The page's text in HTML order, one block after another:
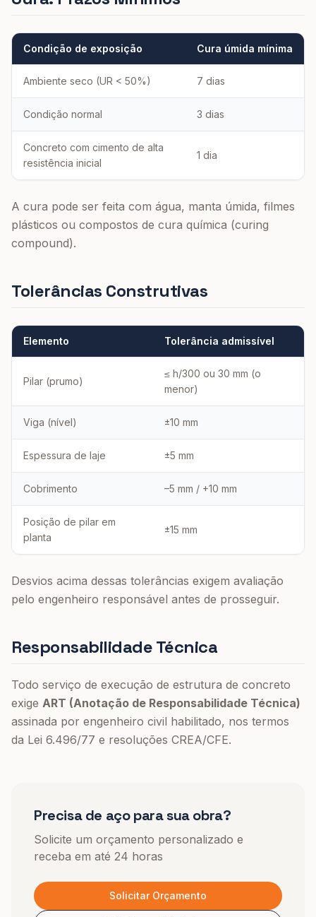
Condição de exposição Cura úmida mínima
Ambiente seco (UR < 50%) 7 dias
Condição normal 3 dias
Concreto com cimento de alta
resistência inicial
1 dia
A cura pode ser feita com água, manta úmida, filmes
plásticos ou compostos de cura química (curing
compound).
Tolerâncias Construtivas
Elemento Tolerância admissível
Pilar (prumo)
≤ h/300 ou 30 mm (o
menor)
Viga (nível) ±10 mm
Espessura de laje ±5 mm
Cobrimento –5 mm / +10 mm
Posição de pilar em
planta
±15 mm
Desvios acima dessas tolerâncias exigem avaliação
pelo engenheiro responsável antes de prosseguir.
Responsabilidade Técnica
Todo serviço de execução de estrutura de concreto
exige ART (Anotação de Responsabilidade Técnica)
assinada por engenheiro civil habilitado, nos termos
da Lei 6.496/77 e resoluções CREA/CFE.
Precisa de aço para sua obra?
Solicite um orçamento personalizado e
receba em até 24 horas
Solicitar Orçamento